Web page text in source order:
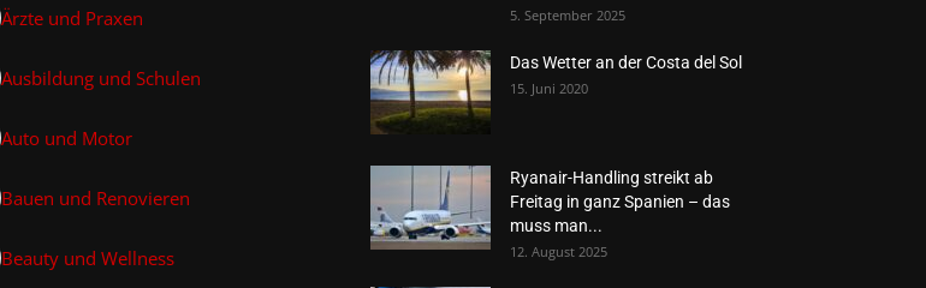
Ärzte und Praxen
Ausbildung und Schulen
Auto und Motor
Bauen und Renovieren
Beauty und Wellness
5. September 2025
Das Wetter an der Costa del Sol
15. Juni 2020
Ryanair-Handling streikt ab
Freitag in ganz Spanien – das
muss man...
12. August 2025